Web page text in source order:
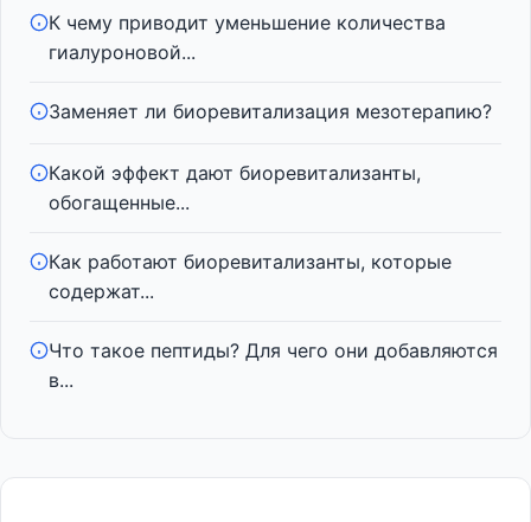
К чему приводит уменьшение количества
гиалуроновой...
Заменяет ли биоревитализация мезотерапию?
Какой эффект дают биоревитализанты,
обогащенные...
Как работают биоревитализанты, которые
содержат...
Что такое пептиды? Для чего они добавляются
в...